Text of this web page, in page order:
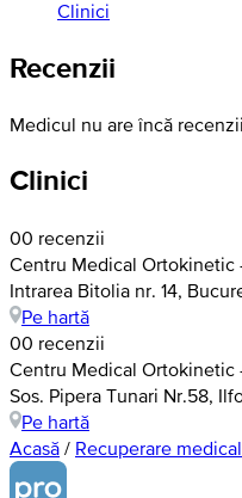
Clinici
Recenzii
Medicul nu are încă recenzii
Clinici
00 recenzii
Centru Medical Ortokinetic
Intrarea Bitolia nr. 14,
Pe hartă
00 recenzii
Centru Medical Ortokinetic
Sos. Pipera Tunari Nr.58,
Pe hartă
Acasă / Recuperare